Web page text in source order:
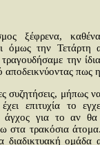
ξέφρενα,
όμως την Τετάρτη
την
αποδεικνύοντας πως
συζητήσεις, μήπως
επιτυχία το
άγχος για το αν
στα τρακόσια
διαδικτυακή